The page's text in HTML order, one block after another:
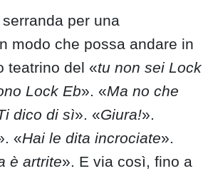
per una
modo che possa andare in
teatrino del «tu non sei Lock
Lock Eb». «Ma no che
dico di sì». «Giura!».
«Hai le dita incrociate».
è artrite». E via così, fino a